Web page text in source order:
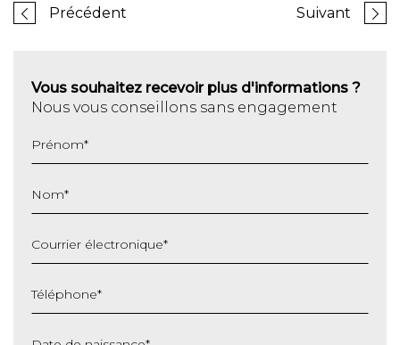
Précédent Suivant
Vous souhaitez recevoir plus d'informations ?
Nous vous conseillons sans engagement
Prénom*
Nom*
Courrier électronique*
Téléphone*